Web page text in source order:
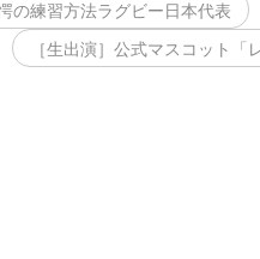
の練習方法ラグビー日本代表
［生出演］公式マスコット